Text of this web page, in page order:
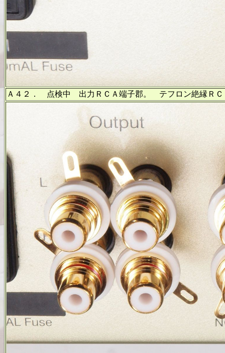
Ａ４２． 点検中 出力ＲＣＡ端子郡。 テフロン絶縁ＲＣ